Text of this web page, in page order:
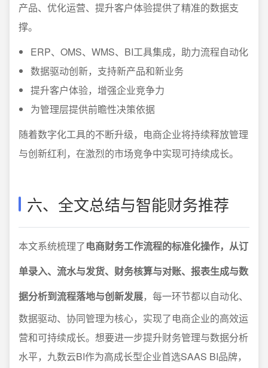
产品、优化运营、提升客户体验提供了精准的数据支
撑。
ERP、OMS、WMS、BI工具集成，助力流程自动化
数据驱动创新，支持新产品和新业务
提升客户体验，增强企业竞争力
为管理层提供前瞻性决策依据
随着数字化工具的不断升级，电商企业将持续释放管理
与创新红利，在激烈的市场竞争中实现可持续成长。
六、全文总结与智能财务推荐
本文系统梳理了电商财务工作流程的标准化操作，从订
单录入、流水与发货、财务核算与对账、报表生成与数
据分析到流程落地与创新发展，每一环节都以自动化、
数据驱动、协同管理为核心，实现了电商企业的高效运
营和可持续成长。想要进一步提升财务管理与数据分析
水平，九数云BI作为高成长型企业首选SAAS BI品牌，